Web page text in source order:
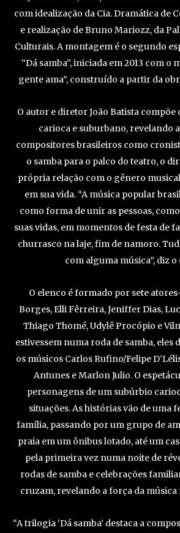
com idealização da Cia. Dramática de
e realização de Bruno Mariozz, da
Culturais. A montagem é o segundo
“Dá samba”, iniciada em 2013 com o
gente ama”, construído a partir da
O autor e diretor João Batista compõe
carioca e suburbano, revelando
compositores brasileiros como
o samba para o palco do teatro, o
própria relação com o gênero
em sua vida. “A música popular
como forma de unir as pessoas,
suas vidas, em momentos de festa de
churrasco na laje, fim de namoro.
com alguma música”, diz
O elenco é formado por sete
Borges, Elli Fêrreira, Jeniffer Dias,
Thiago Thomé, Udylê Procópio e
estivessem numa roda de samba, eles
os músicos Carlos Rufino/Felipe
Antunes e Marlon Julio. O
personagens de um subúrbio
situações. As histórias vão de uma
família, passando por um grupo de
praia em um ônibus lotado, até um
pela primeira vez numa noite de
rodas de samba e celebrações
cruzam, revelando a força da música
“A trilogia ‘Dá samba’ destaca a